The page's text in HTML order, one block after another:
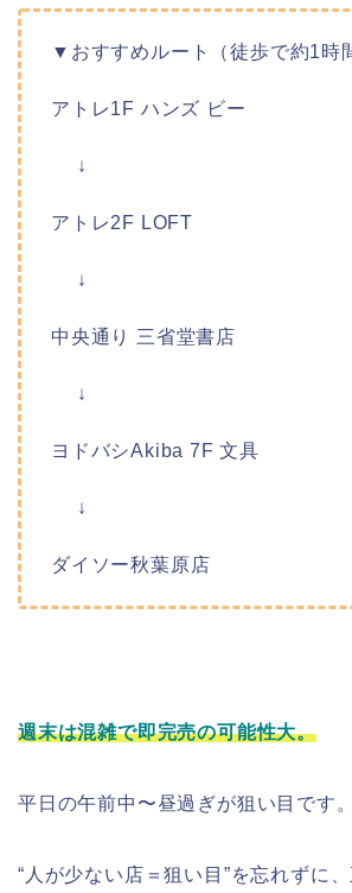
▼おすすめルート（徒歩で約1時
アトレ1F ハンズ ビー
↓
アトレ2F LOFT
↓
中央通り 三省堂書店
↓
ヨドバシAkiba 7F 文具
↓
ダイソー秋葉原店
週末は混雑で即完売の可能性大。
平日の午前中〜昼過ぎが狙い目です。
“人が少ない店＝狙い目”を忘れずに